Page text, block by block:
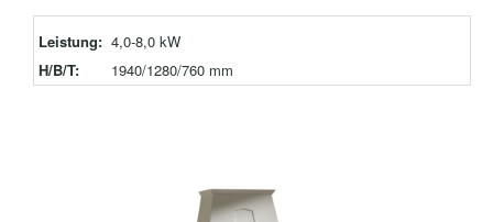
Leistung: 4,0-8,0 kW
H/B/T:
1940/1280/760 mm